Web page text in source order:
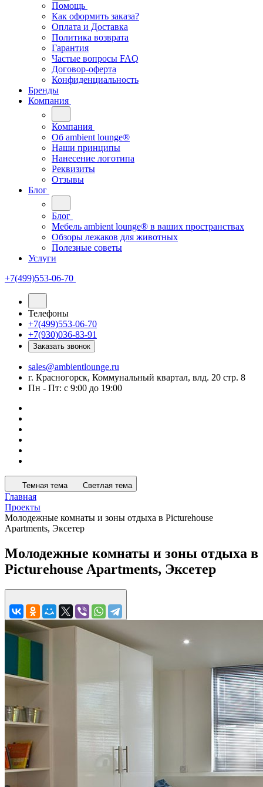
Помощь
Как оформить заказа?
Оплата и Доставка
Политика возврата
Гарантия
Частые вопросы FAQ
Договор-оферта
Конфиденциальность
Бренды
Компания
Компания
Oб ambient lounge®
Наши принципы
Нанесение логотипа
Реквизиты
Отзывы
Блог
Блог
Мебель ambient lounge® в ваших пространствах
Обзоры лежаков для животных
Полезные советы
Услуги
+7(499)553-06-70
Телефоны
+7(499)553-06-70
+7(930)036-83-91
Заказать звонок
sales@ambientlounge.ru
г. Красногорск, Коммунальный квартал, влд. 20 стр. 8
Пн - Пт: с 9:00 до 19:00
Темная тема Светлая тема
Главная
Проекты
Молодежные комнаты и зоны отдыха в Picturehouse
Apartments, Эксетер
Молодежные комнаты и зоны отдыха в
Picturehouse Apartments, Эксетер